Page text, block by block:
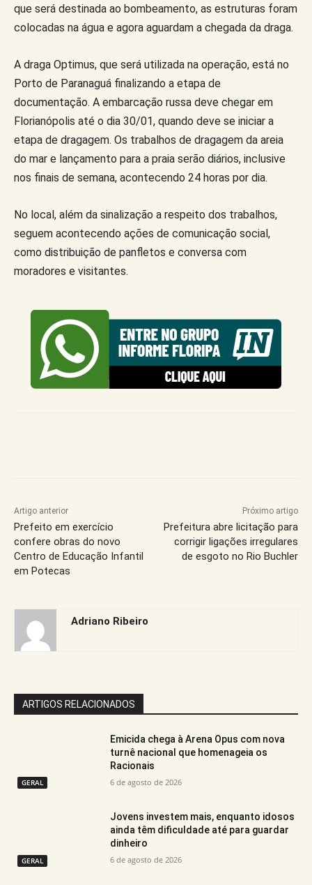
que será destinada ao bombeamento, as estruturas foram
colocadas na água e agora aguardam a chegada da draga.
A draga Optimus, que será utilizada na operação, está no
Porto de Paranaguá finalizando a etapa de
documentação. A embarcação russa deve chegar em
Florianópolis até o dia 30/01, quando deve se iniciar a
etapa de dragagem. Os trabalhos de dragagem da areia
do mar e lançamento para a praia serão diários, inclusive
nos finais de semana, acontecendo 24 horas por dia.
No local, além da sinalização a respeito dos trabalhos,
seguem acontecendo ações de comunicação social,
como distribuição de panfletos e conversa com
moradores e visitantes.
Artigo anterior
Prefeito em exercício
confere obras do novo
Centro de Educação Infantil
em Potecas
Próximo artigo
Prefeitura abre licitação para
corrigir ligações irregulares
de esgoto no Rio Buchler
Adriano Ribeiro
ARTIGOS RELACIONADOS
GERAL
Emicida chega à Arena Opus com nova
turnê nacional que homenageia os
Racionais
6 de agosto de 2026
GERAL
Jovens investem mais, enquanto idosos
ainda têm dificuldade até para guardar
dinheiro
6 de agosto de 2026